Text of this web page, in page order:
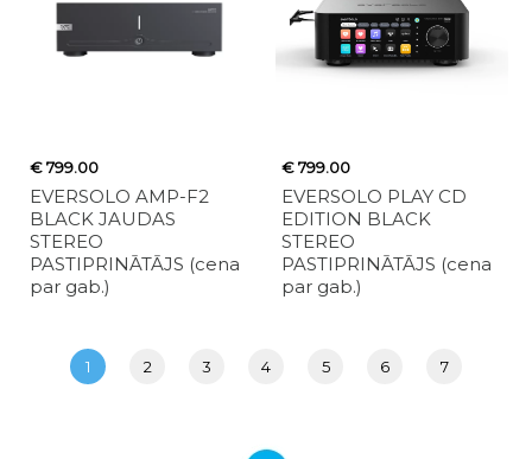
€ 799.00
EVERSOLO AMP-F2
BLACK JAUDAS
STEREO
PASTIPRINĀTĀJS (cena
par gab.)
€ 799.00
EVERSOLO PLAY CD
EDITION BLACK
STEREO
PASTIPRINĀTĀJS (cena
par gab.)
1 2 3 4 5 6 7